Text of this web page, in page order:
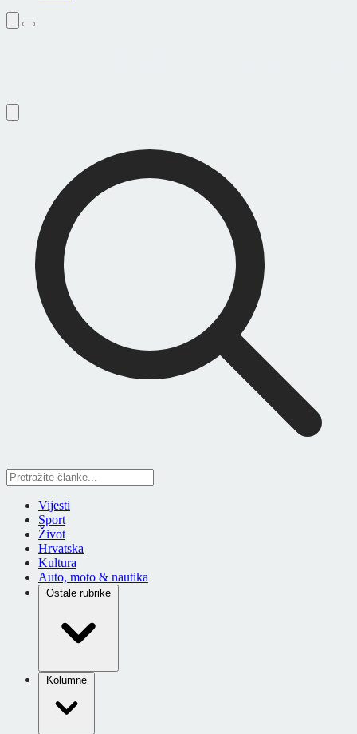
Vijesti
Sport
Život
Hrvatska
Kultura
Auto, moto & nautika
Ostale rubrike
Kolumne